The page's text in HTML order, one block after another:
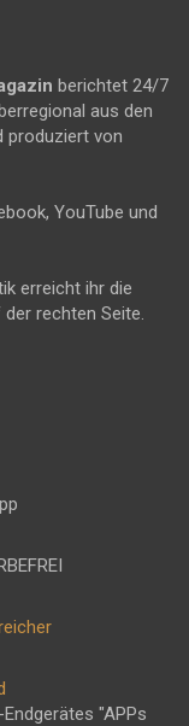
berichtet 24/7
aus den
produziert von
YouTube und
erreicht ihr die
rechten Seite.
"APPs